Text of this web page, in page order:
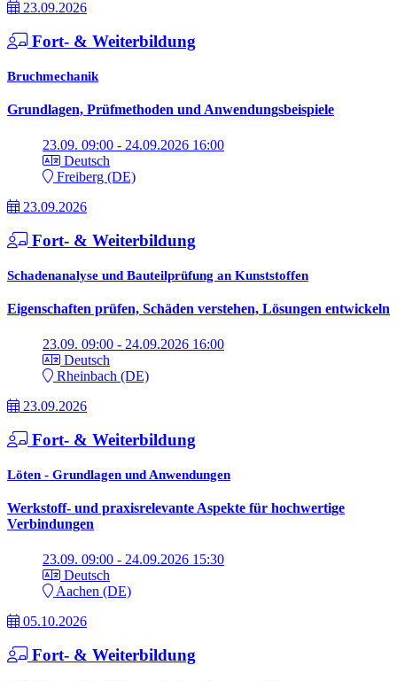
23.09.2026
Fort- & Weiterbildung
Bruchmechanik
Grundlagen, Prüfmethoden und Anwendungsbeispiele
23.09. 09:00 - 24.09.2026 16:00
Deutsch
Freiberg (DE)
23.09.2026
Fort- & Weiterbildung
Schadenanalyse und Bauteilprüfung an Kunststoffen
Eigenschaften prüfen, Schäden verstehen, Lösungen entwickeln
23.09. 09:00 - 24.09.2026 16:00
Deutsch
Rheinbach (DE)
23.09.2026
Fort- & Weiterbildung
Löten - Grundlagen und Anwendungen
Werkstoff- und praxisrelevante Aspekte für hochwertige
Verbindungen
23.09. 09:00 - 24.09.2026 15:30
Deutsch
Aachen (DE)
05.10.2026
Fort- & Weiterbildung